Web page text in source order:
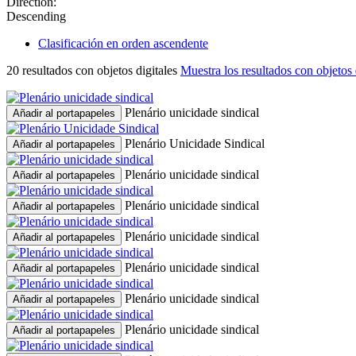
Descending
Clasificación en orden ascendente
20 resultados con objetos digitales Muestra los resultados con objetos
Añadir al portapapeles Plenário unicidade sindical
Añadir al portapapeles Plenário Unicidade Sindical
Añadir al portapapeles Plenário unicidade sindical
Añadir al portapapeles Plenário unicidade sindical
Añadir al portapapeles Plenário unicidade sindical
Añadir al portapapeles Plenário unicidade sindical
Añadir al portapapeles Plenário unicidade sindical
Añadir al portapapeles Plenário unicidade sindical